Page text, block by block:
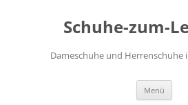
Schuhe-zum-
Dameschuhe und Herrenschuhe
Menü